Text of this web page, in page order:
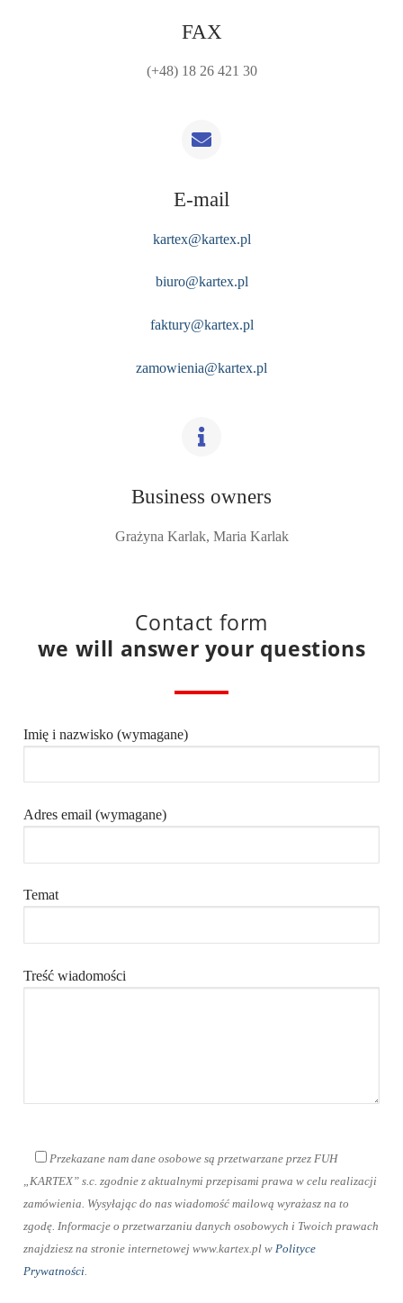
FAX
(+48) 18 26 421 30
E-mail
kartex@kartex.pl
biuro@kartex.pl
faktury@kartex.pl
zamowienia@kartex.pl
Business owners
Grażyna Karlak, Maria Karlak
Contact form
we will answer your questions
Imię i nazwisko (wymagane)
Adres email (wymagane)
Temat
Treść wiadomości
Przekazane nam dane osobowe są przetwarzane przez FUH
„KARTEX” s.c. zgodnie z aktualnymi przepisami prawa w celu realizacji
zamówienia. Wysyłając do nas wiadomość mailową wyrażasz na to
zgodę. Informacje o przetwarzaniu danych osobowych i Twoich prawach
znajdziesz na stronie internetowej www.kartex.pl w Polityce
Prywatności.